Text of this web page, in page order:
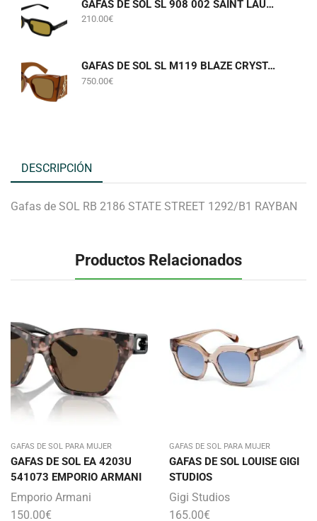
GAFAS DE SOL SL 908 002 SAINT LAURENT
210.00€
GAFAS DE SOL SL M119 BLAZE CRYSTAL 002 SAINT LAURENT
750.00€
DESCRIPCIÓN
Gafas de SOL RB 2186 STATE STREET 1292/B1 RAYBAN
Productos Relacionados
GAFAS DE SOL PARA MUJER
GAFAS DE SOL EA 4203U
541073 EMPORIO ARMANI
Emporio Armani
150.00€
GAFAS DE SOL PARA MUJER
GAFAS DE SOL LOUISE GIGI
STUDIOS
Gigi Studios
165.00€